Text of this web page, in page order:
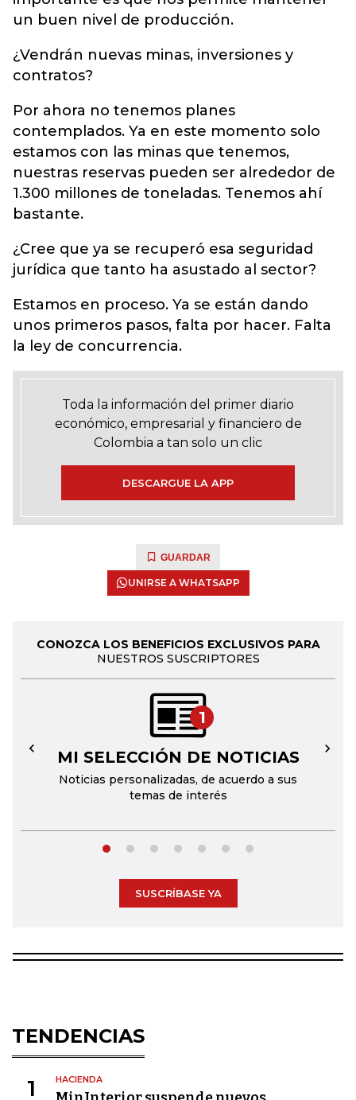
un buen nivel de producción.
¿Vendrán nuevas minas, inversiones y
contratos?
Por ahora no tenemos planes
contemplados. Ya en este momento solo
estamos con las minas que tenemos,
nuestras reservas pueden ser alrededor de
1.300 millones de toneladas. Tenemos ahí
bastante.
¿Cree que ya se recuperó esa seguridad
jurídica que tanto ha asustado al sector?
Estamos en proceso. Ya se están dando
unos primeros pasos, falta por hacer. Falta
la ley de concurrencia.
Toda la información del primer diario
económico, empresarial y financiero de
Colombia a tan solo un clic
DESCARGUE LA APP
GUARDAR
UNIRSE A WHATSAPP
CONOZCA LOS BENEFICIOS EXCLUSIVOS PARA
NUESTROS SUSCRIPTORES
1
MI SELECCIÓN DE NOTICIAS
Noticias personalizadas, de acuerdo a sus
temas de interés
← →
SUSCRÍBASE YA
TENDENCIAS
1 HACIENDA